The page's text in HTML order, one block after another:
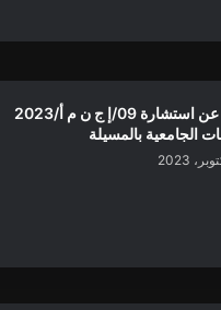
إعلان عن استشارة 09/إ ج ن م أ/2023
الجامعية بالمسيلة